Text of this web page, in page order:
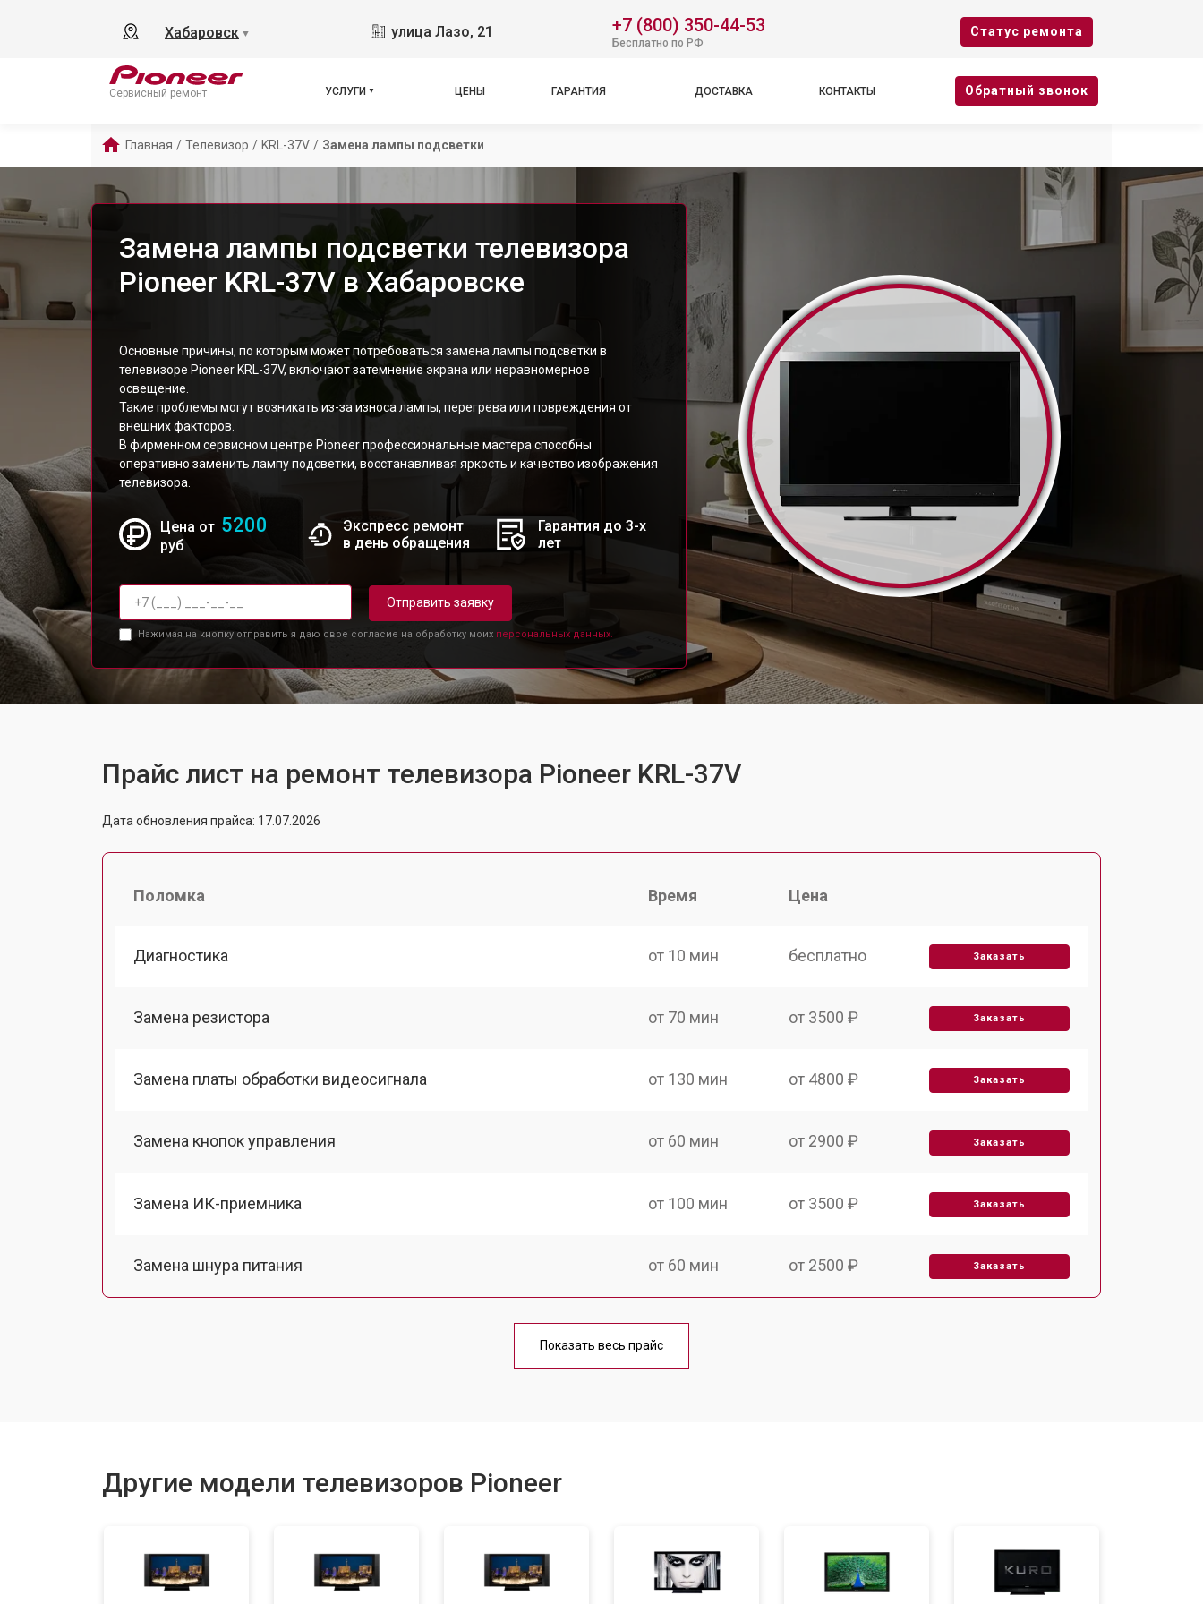
Хабаровск ▼ улица Лазо, 21 +7 (800) 350-44-53
Бесплатно по РФ
Cтатус ремонта
Сервисный ремонт УСЛУГИ ЦЕНЫ ГАРАНТИЯ ДОСТАВКА КОНТАКТЫ Oбратный звонок
Главная / Телевизор / KRL-37V / Замена лампы подсветки
Замена лампы подсветки телевизора
Pioneer KRL-37V в Хабаровске
Основные причины, по которым может потребоваться замена лампы подсветки в
телевизоре Pioneer KRL-37V, включают затемнение экрана или неравномерное
освещение.
Такие проблемы могут возникать из-за износа лампы, перегрева или повреждения от
внешних факторов.
В фирменном сервисном центре Pioneer профессиональные мастера способны
оперативно заменить лампу подсветки, восстанавливая яркость и качество изображения
телевизора.
Цена от 5200
руб
Экспресс ремонт
в день обращения
Гарантия до 3-х
лет
Отправить заявку
Нажимая на кнопку отправить я даю свое согласие на обработку моих персональных данных.
Прайс лист на ремонт телевизора Pioneer KRL-37V
Дата обновления прайса: 17.07.2026
Поломка Время Цена
Диагностика от 10 мин бесплатно Заказать
Замена резистора от 70 мин от 3500 ₽ Заказать
Замена платы обработки видеосигнала от 130 мин от 4800 ₽ Заказать
Замена кнопок управления от 60 мин от 2900 ₽ Заказать
Замена ИК-приемника от 100 мин от 3500 ₽ Заказать
Замена шнура питания от 60 мин от 2500 ₽ Заказать
от 90 мин
Замена HDMI порта от 80 мин от 2600 ₽ Заказать
Показать весь прайс
Другие модели телевизоров Pioneer